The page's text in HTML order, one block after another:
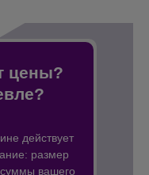
цены?
действует
размер
вашего